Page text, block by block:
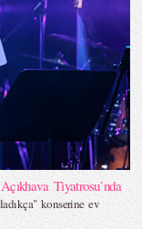
Tiyatrosu`nda
konserine ev